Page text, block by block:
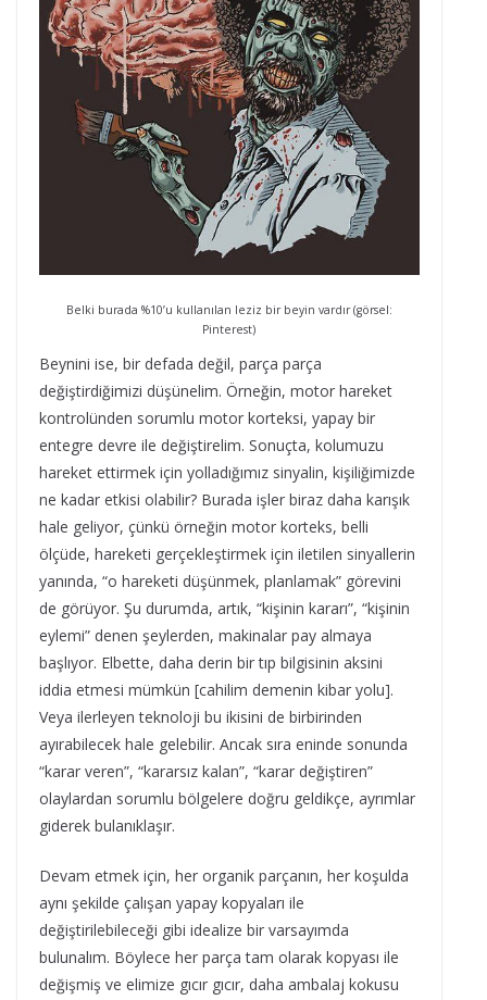
Belki burada %10’u kullanılan leziz bir beyin vardır (görsel:
Pinterest)
Beynini ise, bir defada değil, parça parça
değiştirdiğimizi düşünelim. Örneğin, motor hareket
kontrolünden sorumlu motor korteksi, yapay bir
entegre devre ile değiştirelim. Sonuçta, kolumuzu
hareket ettirmek için yolladığımız sinyalin, kişiliğimizde
ne kadar etkisi olabilir? Burada işler biraz daha karışık
hale geliyor, çünkü örneğin motor korteks, belli
ölçüde, hareketi gerçekleştirmek için iletilen sinyallerin
yanında, “o hareketi düşünmek, planlamak” görevini
de görüyor. Şu durumda, artık, “kişinin kararı”, “kişinin
eylemi” denen şeylerden, makinalar pay almaya
başlıyor. Elbette, daha derin bir tıp bilgisinin aksini
iddia etmesi mümkün [cahilim demenin kibar yolu].
Veya ilerleyen teknoloji bu ikisini de birbirinden
ayırabilecek hale gelebilir. Ancak sıra eninde sonunda
“karar veren”, “kararsız kalan”, “karar değiştiren”
olaylardan sorumlu bölgelere doğru geldikçe, ayrımlar
giderek bulanıklaşır.
Devam etmek için, her organik parçanın, her koşulda
aynı şekilde çalışan yapay kopyaları ile
değiştirilebileceği gibi idealize bir varsayımda
bulunalım. Böylece her parça tam olarak kopyası ile
değişmiş ve elimize gıcır gıcır, daha ambalaj kokusu